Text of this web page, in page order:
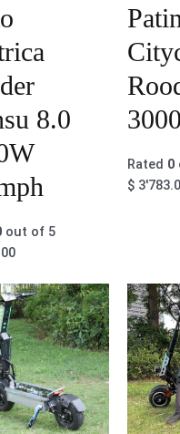
8.0
out of 5
Rated 0
$